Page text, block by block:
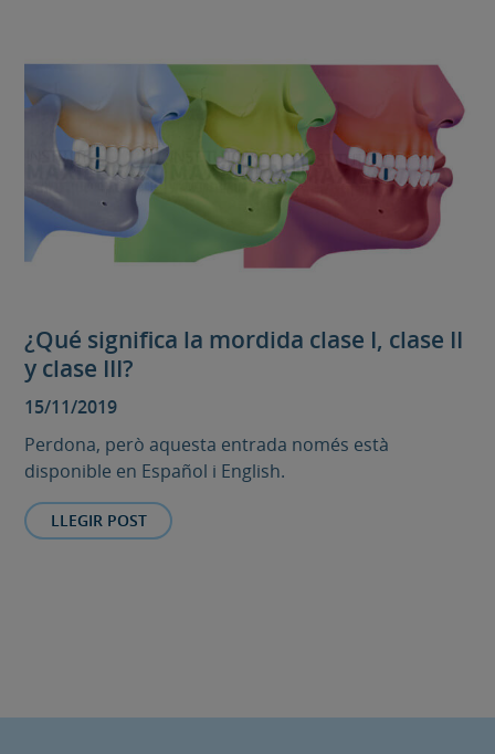
¿Qué significa la mordida clase I, clase II
y clase III?
15/11/2019
Perdona, però aquesta entrada només està
disponible en Español i English.
LLEGIR POST